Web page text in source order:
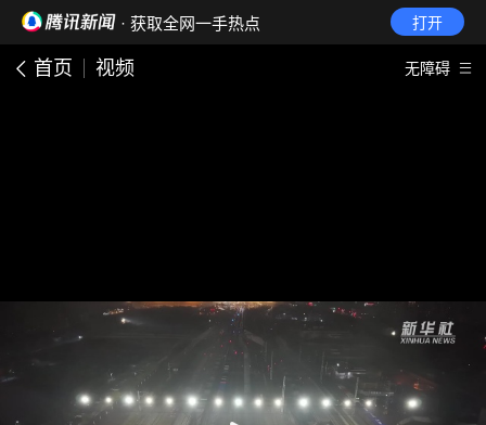
· 获取全网一手热点 打开
首页 视频 无障碍